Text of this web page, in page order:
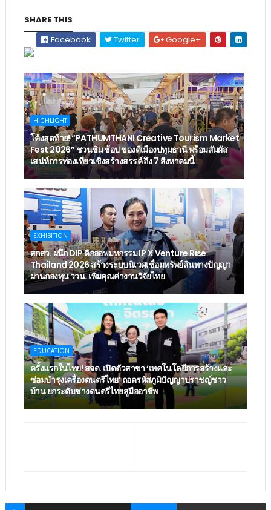
SHARE THIS
Facebook
Twitter Google+
HIGHLIGHT
โค้งสุดท้าย! “PATHUMTHANI Creative Tourism Market
Fest 2026” ชวนชิม ช้อป ของดีเมืองปทุมธานี พร้อมสัมผัส
เสน่ห์การท่องเที่ยวเชิงสร้างสรรค์ ถึง 7 สิงหาคมนี้
EXHIBITION
สกสว. ผนึก DIP คิกออฟมหกรรม IP X Venture Rise
Thailand 2026 สร้างระบบนิเวศเชื่อมทรัพย์สินทางปัญญา
ผ่านกองทุน ววน. เพิ่มคุณค่างานวิจัยไทย
EDUCATION
ครั้งแรกในไทย! สจด. เปิดตัวสาขา ‘เทคโนโลยีการสร้างและ
ซ่อมบำรุงเครื่องดนตรีไทย’ ​ถอดรหัสภูมิปัญญาปราชญ์ชาว
บ้าน ยกระดับช่างดนตรีไทยสู่มืออาชีพ